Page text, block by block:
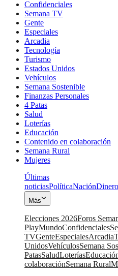
Confidenciales
Semana TV
Gente
Especiales
Arcadia
Tecnología
Turismo
Estados Unidos
Vehículos
Semana Sostenible
Finanzas Personales
4 Patas
Salud
Loterías
Educación
Contenido en colaboración
Semana Rural
Mujeres
Últimas
noticiasPolíticaNaciónDinero
Más
Elecciones 2026Foros
PlayMundoConfidenciales
TVGenteEspecialesArcadia
UnidosVehículosSemana
PatasSaludLoterías
colaboraciónSemana Rural